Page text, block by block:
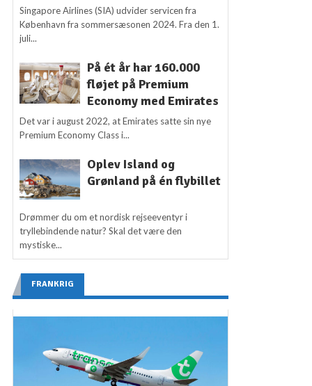
Singapore Airlines (SIA) udvider servicen fra
København fra sommersæsonen 2024. Fra den 1.
juli...
På ét år har 160.000
fløjet på Premium
Economy med Emirates
Det var i august 2022, at Emirates satte sin nye
Premium Economy Class i...
Oplev Island og
Grønland på én flybillet
Drømmer du om et nordisk rejseeventyr i
tryllebindende natur? Skal det være den
mystiske...
FRANKRIG